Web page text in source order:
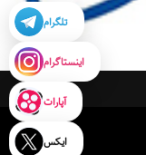
تلگرام
اینستاگرام
آپارات
ایکس